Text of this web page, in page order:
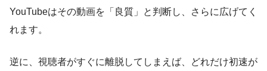
YouTubeはその動画を「良質」と判断し、さらに広げてく
れます。
逆に、視聴者がすぐに離脱してしまえば、どれだけ初速が